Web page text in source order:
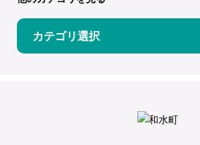
カテゴリ選択